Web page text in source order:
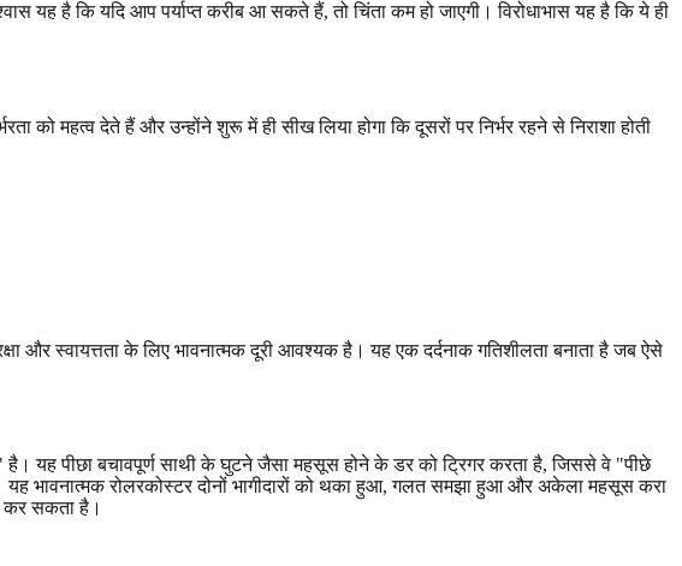
यह है कि यदि आप पर्याप्त करीब आ सकते हैं, तो चिंता कम हो जाएगी। विरोधाभास यह है कि ये ही
महत्व देते हैं और उन्होंने शुरू में ही सीख लिया होगा कि दूसरों पर निर्भर रहने से निराशा होती
और स्वायत्तता के लिए भावनात्मक दूरी आवश्यक है। यह एक दर्दनाक गतिशीलता बनाता है जब ऐसे
यह पीछा बचावपूर्ण साथी के घुटने जैसा महसूस होने के डर को ट्रिगर करता है, जिससे वे "पीछे
भावनात्मक रोलरकोस्टर दोनों भागीदारों को थका हुआ, गलत समझा हुआ और अकेला महसूस करा
कर सकता है।